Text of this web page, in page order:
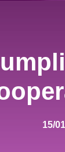
15/